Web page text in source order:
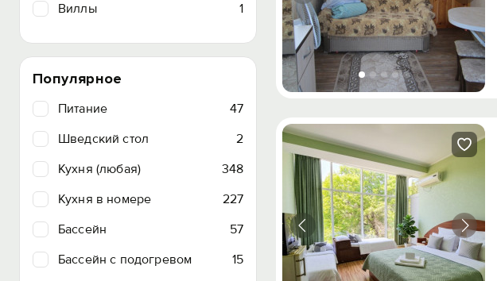
Виллы
1
Популярное
Питание
47
Шведский стол
2
Кухня (любая)
348
Кухня в номере
227
Бассейн
57
Бассейн с подогревом
15